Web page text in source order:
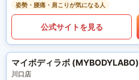
姿勢・腰痛・肩こりが気になる人
公式サイトを見る
マイボディラボ (MYBODYLABO)
川口店